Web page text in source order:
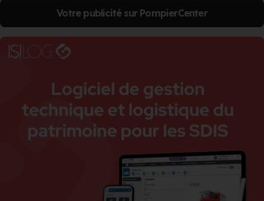
Votre publicité sur PompierCenter